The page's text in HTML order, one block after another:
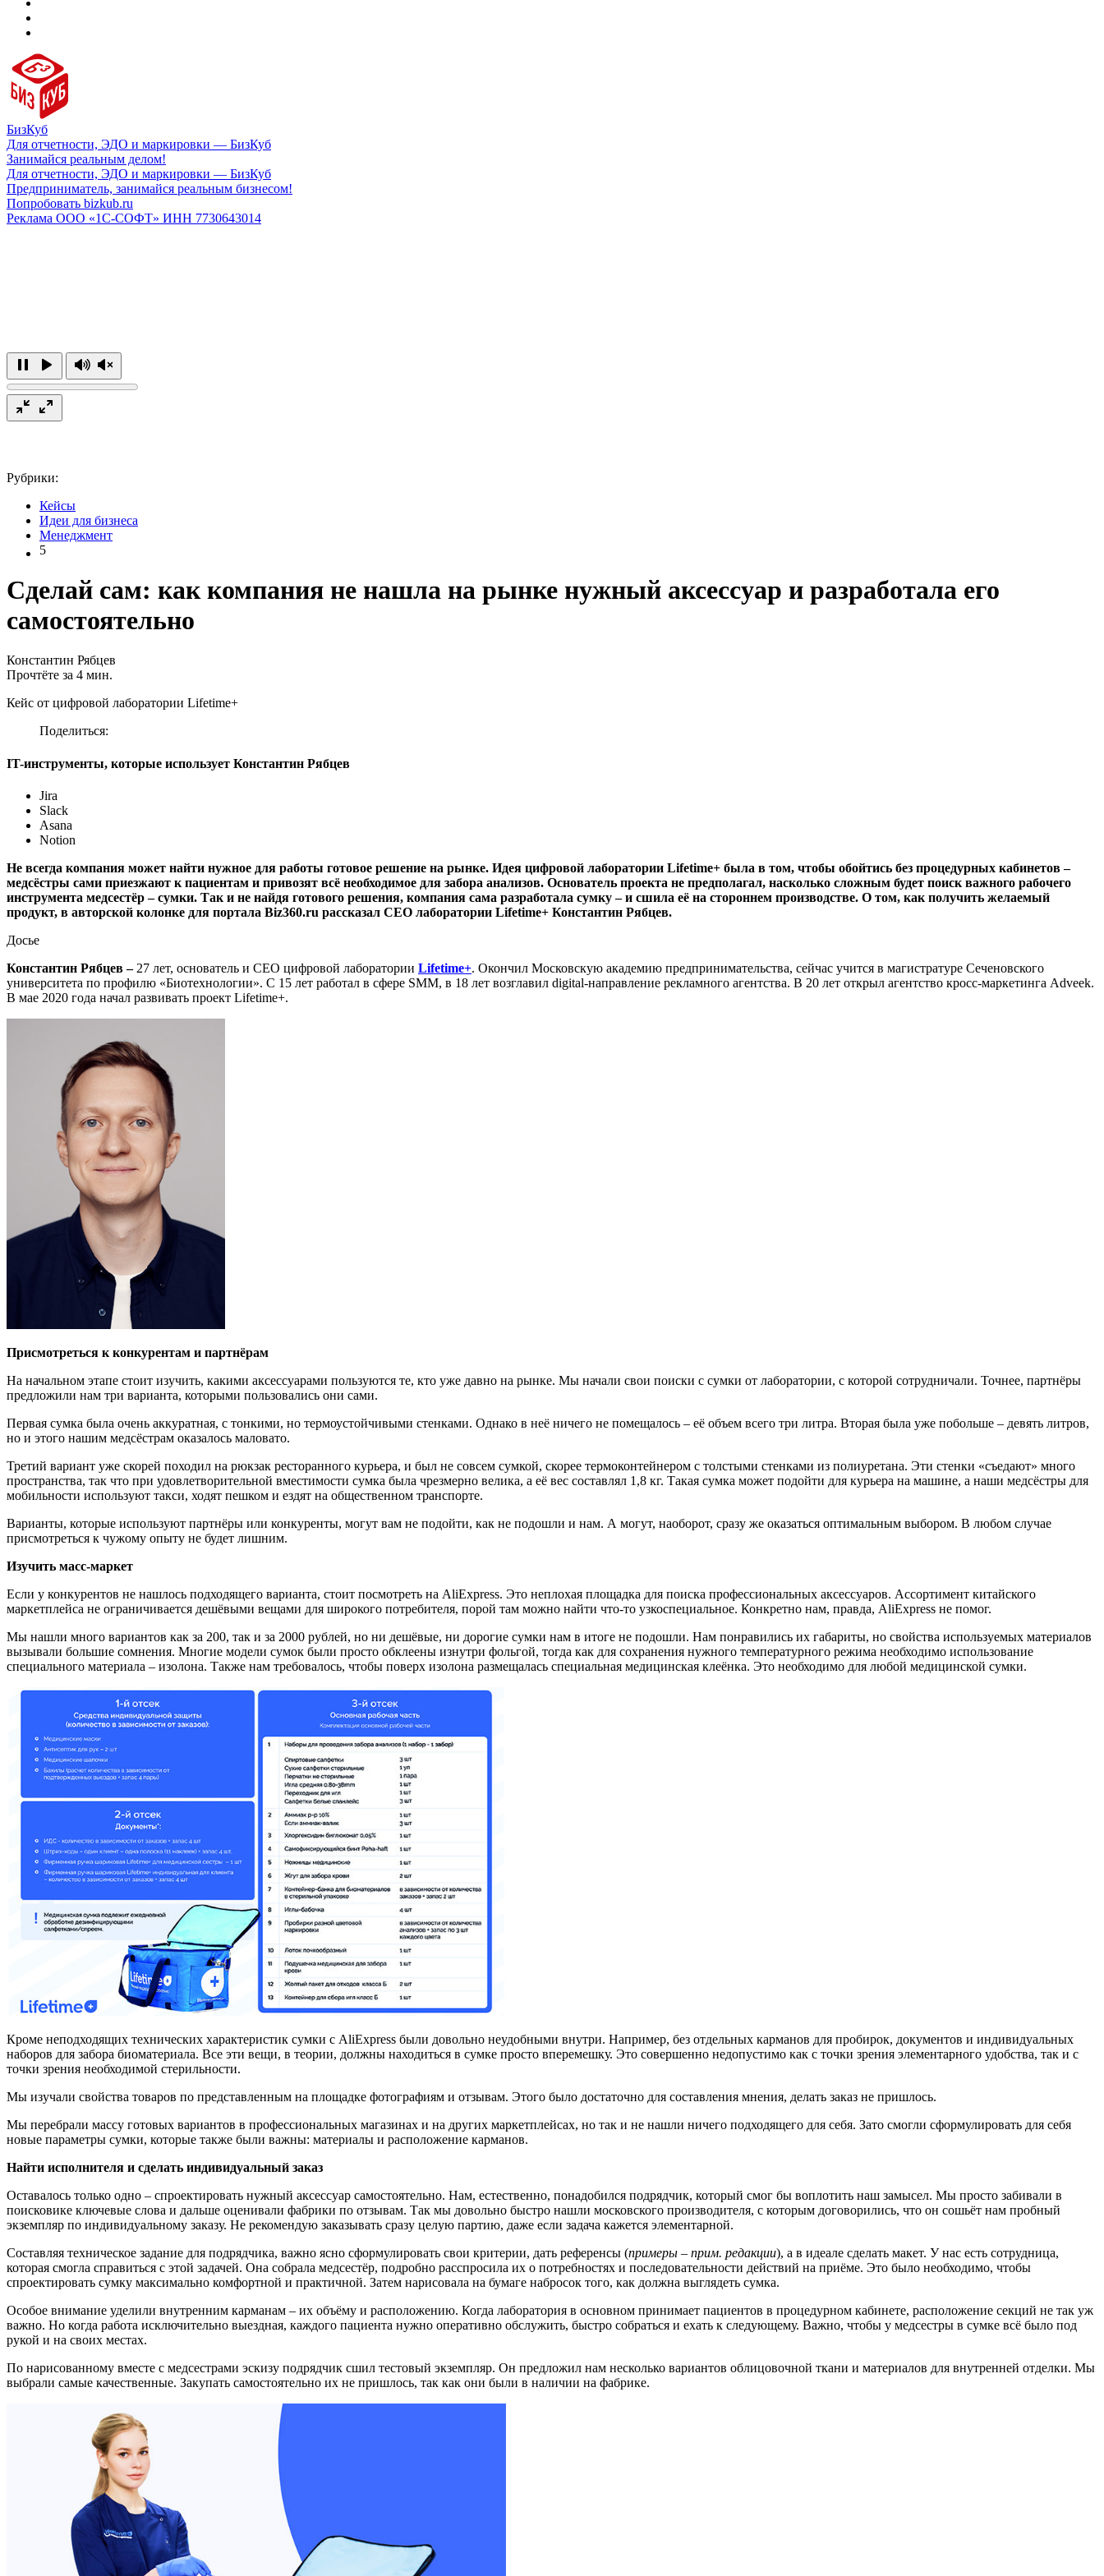
БизКуб
Для отчетности, ЭДО и маркировки — БизКуб
Занимайся реальным делом!
Для отчетности, ЭДО и маркировки — БизКуб
Предприниматель, занимайся реальным бизнесом!
Попробовать bizkub.ru
Реклама ООО «1С-СОФТ» ИНН 7730643014
Рубрики:
Кейсы
Идеи для бизнеса
Менеджмент
5
Сделай сам: как компания не нашла на рынке нужный аксессуар и разработала его
самостоятельно
Константин Рябцев
Прочтёте за 4 мин.
Кейс от цифровой лаборатории Lifetime+
Поделиться:
IT-инструменты, которые использует Константин Рябцев
Jira
Slack
Asana
Notion
Не всегда компания может найти нужное для работы готовое решение на рынке. Идея цифровой лаборатории Lifetime+ была в том, чтобы обойтись без процедурных кабинетов –
медсёстры сами приезжают к пациентам и привозят всё необходимое для забора анализов. Основатель проекта не предполагал, насколько сложным будет поиск важного рабочего
инструмента медсестёр – сумки. Так и не найдя готового решения, компания сама разработала сумку – и сшила её на стороннем производстве. О том, как получить желаемый
продукт, в авторской колонке для портала Biz360.ru рассказал СЕО лаборатории Lifetime+ Константин Рябцев.
Досье
Константин Рябцев – 27 лет, основатель и СЕО цифровой лаборатории Lifetime+. Окончил Московскую академию предпринимательства, сейчас учится в магистратуре Сеченовского
университета по профилю «Биотехнологии». С 15 лет работал в сфере SMM, в 18 лет возглавил digital-направление рекламного агентства. В 20 лет открыл агентство кросс-маркетинга Adveek.
В мае 2020 года начал развивать проект Lifetime+.
Присмотреться к конкурентам и партнёрам
На начальном этапе стоит изучить, какими аксессуарами пользуются те, кто уже давно на рынке. Мы начали свои поиски с сумки от лаборатории, с которой сотрудничали. Точнее, партнёры
предложили нам три варианта, которыми пользовались они сами.
Первая сумка была очень аккуратная, с тонкими, но термоустойчивыми стенками. Однако в неё ничего не помещалось – её объем всего три литра. Вторая была уже побольше – девять литров,
но и этого нашим медсёстрам оказалось маловато.
Третий вариант уже скорей походил на рюкзак ресторанного курьера, и был не совсем сумкой, скорее термоконтейнером с толстыми стенками из полиуретана. Эти стенки «съедают» много
пространства, так что при удовлетворительной вместимости сумка была чрезмерно велика, а её вес составлял 1,8 кг. Такая сумка может подойти для курьера на машине, а наши медсёстры для
мобильности используют такси, ходят пешком и ездят на общественном транспорте.
Варианты, которые используют партнёры или конкуренты, могут вам не подойти, как не подошли и нам. А могут, наоборот, сразу же оказаться оптимальным выбором. В любом случае
присмотреться к чужому опыту не будет лишним.
Изучить масс-маркет
Если у конкурентов не нашлось подходящего варианта, стоит посмотреть на AliExpress. Это неплохая площадка для поиска профессиональных аксессуаров. Ассортимент китайского
маркетплейса не ограничивается дешёвыми вещами для широкого потребителя, порой там можно найти что-то узкоспециальное. Конкретно нам, правда, AliExpress не помог.
Мы нашли много вариантов как за 200, так и за 2000 рублей, но ни дешёвые, ни дорогие сумки нам в итоге не подошли. Нам понравились их габариты, но свойства используемых материалов
вызывали большие сомнения. Многие модели сумок были просто обклеены изнутри фольгой, тогда как для сохранения нужного температурного режима необходимо использование
специального материала – изолона. Также нам требовалось, чтобы поверх изолона размещалась специальная медицинская клеёнка. Это необходимо для любой медицинской сумки.
Кроме неподходящих технических характеристик сумки с AliExpress были довольно неудобными внутри. Например, без отдельных карманов для пробирок, документов и индивидуальных
наборов для забора биоматериала. Все эти вещи, в теории, должны находиться в сумке просто вперемешку. Это совершенно недопустимо как с точки зрения элементарного удобства, так и с
точки зрения необходимой стерильности.
Мы изучали свойства товаров по представленным на площадке фотографиям и отзывам. Этого было достаточно для составления мнения, делать заказ не пришлось.
Мы перебрали массу готовых вариантов в профессиональных магазинах и на других маркетплейсах, но так и не нашли ничего подходящего для себя. Зато смогли сформулировать для себя
новые параметры сумки, которые также были важны: материалы и расположение карманов.
Найти исполнителя и сделать индивидуальный заказ
Оставалось только одно – спроектировать нужный аксессуар самостоятельно. Нам, естественно, понадобился подрядчик, который смог бы воплотить наш замысел. Мы просто забивали в
поисковике ключевые слова и дальше оценивали фабрики по отзывам. Так мы довольно быстро нашли московского производителя, с которым договорились, что он сошьёт нам пробный
экземпляр по индивидуальному заказу. Не рекомендую заказывать сразу целую партию, даже если задача кажется элементарной.
Составляя техническое задание для подрядчика, важно ясно сформулировать свои критерии, дать референсы (примеры – прим. редакции), а в идеале сделать макет. У нас есть сотрудница,
которая смогла справиться с этой задачей. Она собрала медсестёр, подробно расспросила их о потребностях и последовательности действий на приёме. Это было необходимо, чтобы
спроектировать сумку максимально комфортной и практичной. Затем нарисовала на бумаге набросок того, как должна выглядеть сумка.
Особое внимание уделили внутренним карманам – их объёму и расположению. Когда лаборатория в основном принимает пациентов в процедурном кабинете, расположение секций не так уж
важно. Но когда работа исключительно выездная, каждого пациента нужно оперативно обслужить, быстро собраться и ехать к следующему. Важно, чтобы у медсестры в сумке всё было под
рукой и на своих местах.
По нарисованному вместе с медсестрами эскизу подрядчик сшил тестовый экземпляр. Он предложил нам несколько вариантов облицовочной ткани и материалов для внутренней отделки. Мы
выбрали самые качественные. Закупать самостоятельно их не пришлось, так как они были в наличии на фабрике.